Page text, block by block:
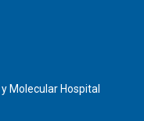
Molecular Hospital